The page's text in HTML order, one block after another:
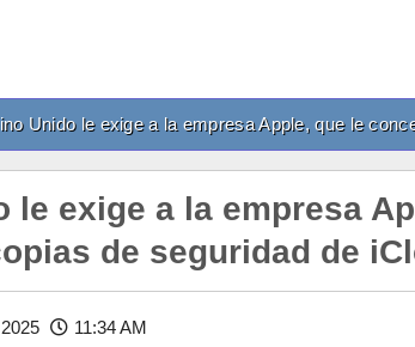
Unido le exige a la empresa Apple, que le
le exige a la empresa
de seguridad de
11:34 AM